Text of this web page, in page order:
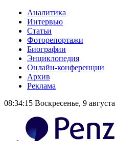
Аналитика
Интервью
Статьи
Фоторепортажи
Биографии
Энциклопедия
Онлайн-конференции
Архив
Реклама
08:34:15 Воскресенье, 9 августа